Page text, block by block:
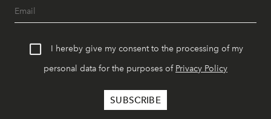
I hereby give my consent to the processing of my
personal data for the purposes of Privacy Policy